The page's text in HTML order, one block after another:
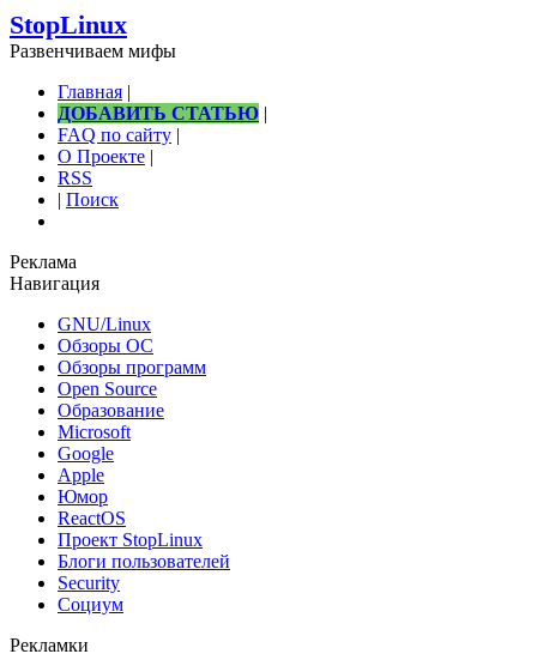
StopLinux
Развенчиваем мифы
Главная |
ДОБАВИТЬ СТАТЬЮ |
FAQ по сайту |
О Проекте |
RSS
| Поиск
Реклама
Навигация
GNU/Linux
Обзоры ОС
Обзоры программ
Open Source
Образование
Microsoft
Google
Apple
Юмор
ReactOS
Проект StopLinux
Блоги пользователей
Security
Социум
Рекламки